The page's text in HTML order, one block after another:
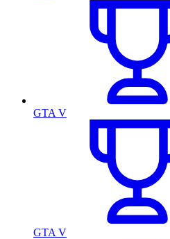
GTA V
GTA V